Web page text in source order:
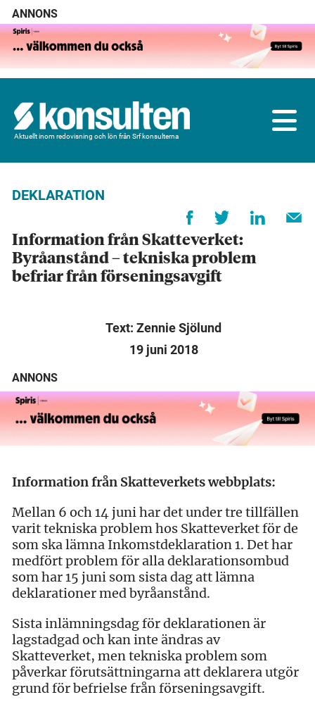
ANNONS
Aktuellt inom redovisning och lön från Srf konsulterna
DEKLARATION
Information från Skatteverket:
Byråanstånd – tekniska problem
befriar från förseningsavgift
Text: Zennie Sjölund
19 juni 2018
ANNONS
Information från Skatteverkets webbplats:
Mellan 6 och 14 juni har det under tre tillfällen
varit tekniska problem hos Skatteverket för de
som ska lämna Inkomstdeklaration 1. Det har
medfört problem för alla deklarationsombud
som har 15 juni som sista dag att lämna
deklarationer med byråanstånd.
Sista inlämningsdag för deklarationen är
lagstadgad och kan inte ändras av
Skatteverket, men tekniska problem som
påverkar förutsättningarna att deklarera utgör
grund för befrielse från förseningsavgift.